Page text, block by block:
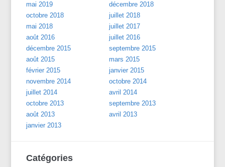
mai 2019
décembre 2018
octobre 2018
juillet 2018
mai 2018
juillet 2017
août 2016
juillet 2016
décembre 2015
septembre 2015
août 2015
mars 2015
février 2015
janvier 2015
novembre 2014
octobre 2014
juillet 2014
avril 2014
octobre 2013
septembre 2013
août 2013
avril 2013
janvier 2013
Catégories